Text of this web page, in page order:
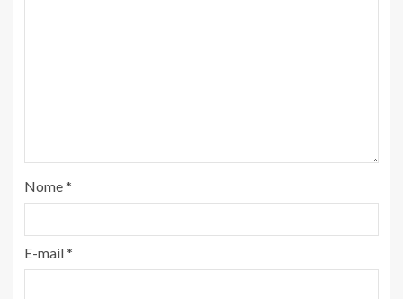
Nome*
E-mail*